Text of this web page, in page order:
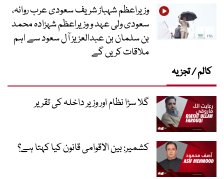
وزیراعظم شہباز شریف سعودی عرب روانہ،
سعودی ولی عہد و وزیراعظم شہزادہ محمد
بن سلمان بن عبدالعزیز آل سعود سے اہم
ملاقات کریں گے
کالم / تجزیہ
گلا سڑا نظام اور وزیر داخلہ کی تقریر
کشمیر: بین الاقوامی قانون کیا کہتا ہے؟